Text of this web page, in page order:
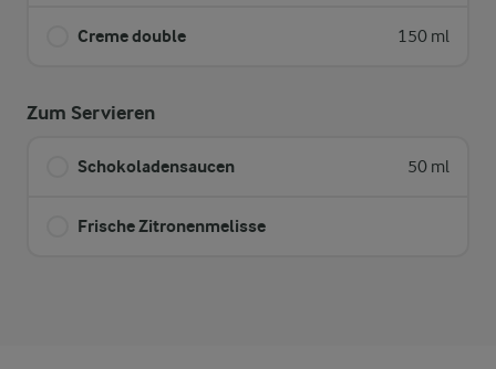
Creme double 150 ml
Zum Servieren
Schokoladensaucen 50 ml
Frische Zitronenmelisse